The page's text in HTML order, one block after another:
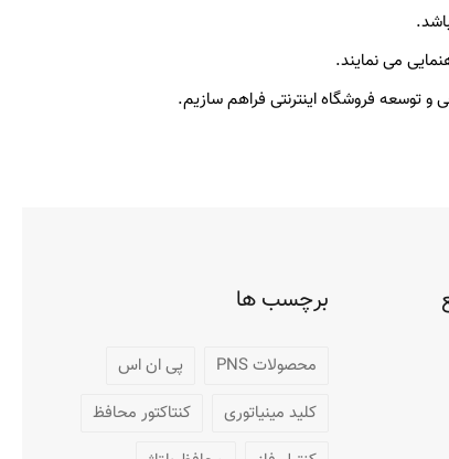
می نمایند.
و توسعه فروشگاه اینترنتی فراهم سازیم.
برچسب ها
محصولات PNS
پی ان اس
کلید مینیاتوری
کنتاکتور محافظ